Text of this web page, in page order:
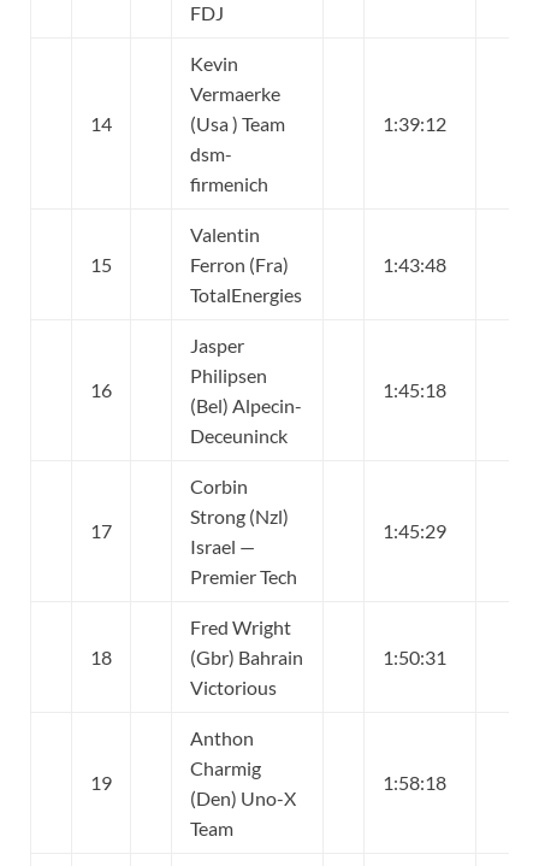
FDJ
14
Kevin
Vermaerke
(Usa ) Team
dsm-
firmenich
1:39:12
15
Valentin
Ferron (Fra)
TotalEnergies
1:43:48
16
Jasper
Philipsen
(Bel) Alpecin-
Deceuninck
1:45:18
17
Corbin
Strong (Nzl)
Israel —
Premier Tech
1:45:29
18
Fred Wright
(Gbr) Bahrain
Victorious
1:50:31
19
Anthon
Charmig
(Den) Uno-X
Team
1:58:18